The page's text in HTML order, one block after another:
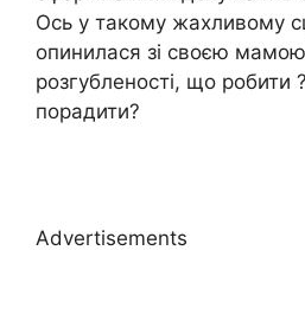
Ось у такому жахливому
опинилася зі своєю
розгубленості, що
порадити?
Advertisements